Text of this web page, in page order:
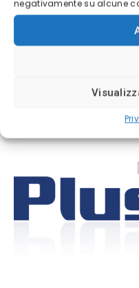
negativamente su alcune
Plus500 è un altro
un’alternativa valida
criptovalute con i